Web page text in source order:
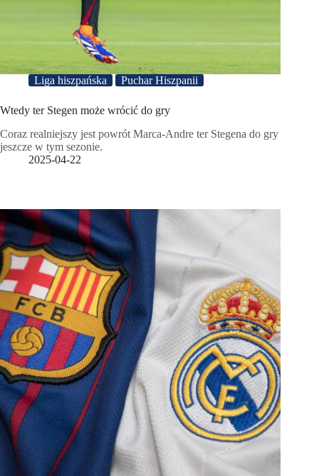
Liga hiszpańska Puchar Hiszpanii
Wtedy ter Stegen może wrócić do gry
Coraz realniejszy jest powrót Marca-Andre ter Stegena do gry
jeszcze w tym sezonie.
2025-04-22